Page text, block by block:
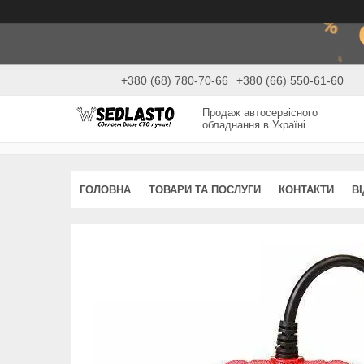
+380 (68) 780-70-66 +380 (66) 550-61-60
Продаж автосервісного
обладнання в Україні
ГОЛОВНА ТОВАРИ ТА ПОСЛУГИ КОНТАКТИ